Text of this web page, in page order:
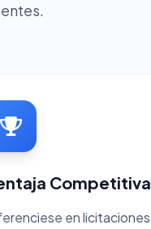
Competitiva
en licitaciones